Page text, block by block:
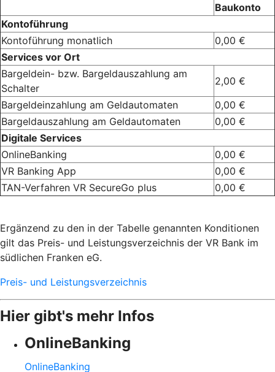
Baukonto
Kontoführung
Kontoführung monatlich
0,00 €
Services vor Ort
Bargeldein- bzw. Bargeldauszahlung am
Schalter
2,00 €
Bargeldeinzahlung am Geldautomaten
0,00 €
Bargeldauszahlung am Geldautomaten
0,00 €
Digitale Services
OnlineBanking
0,00 €
VR Banking App
0,00 €
TAN-Verfahren VR SecureGo plus
0,00 €
Ergänzend zu den in der Tabelle genannten Konditionen
gilt das Preis- und Leistungsverzeichnis der VR Bank im
südlichen Franken eG.
Preis- und Leistungsverzeichnis
Hier gibt's mehr Infos
OnlineBanking
OnlineBanking